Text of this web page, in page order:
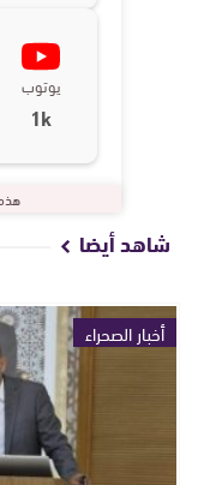
يوتوب
1k
شاهد أيضا
أخبار الصحراء